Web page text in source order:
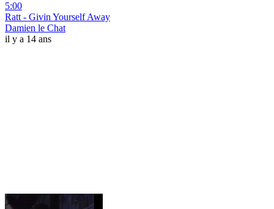
5:00
Ratt - Givin Yourself Away
Damien le Chat
il y a 14 ans